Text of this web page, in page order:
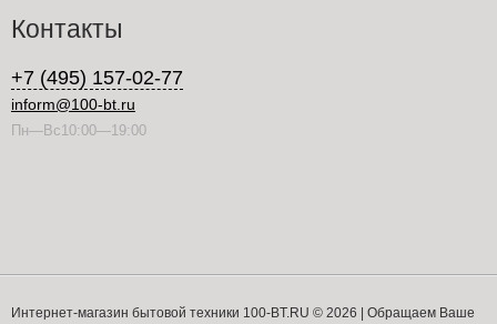
Контакты
+7 (495) 157-02-77
inform@100-bt.ru
Пн—Вс10:00—19:00
Интернет-магазин бытовой техники 100-BT.RU © 2026 | Обращаем Ваше